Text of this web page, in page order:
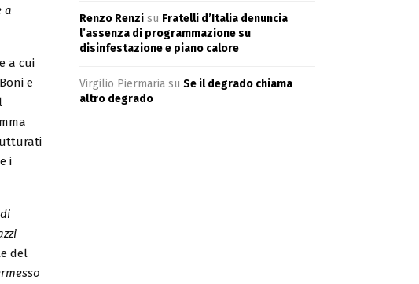
a
a cui
e
i
del
Renzo Renzi su Fratelli d’Italia denuncia
l’assenza di programmazione su
disinfestazione e piano calore
Virgilio Piermaria su Se il degrado chiama
altro degrado